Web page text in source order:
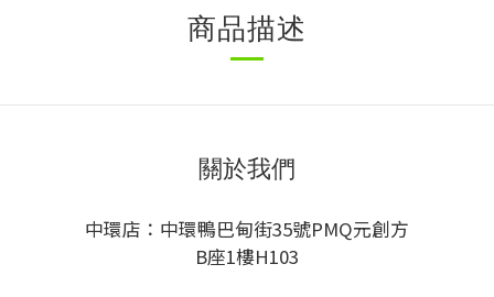
商品描述
關於我們
中環店：中環鴨巴甸街35號PMQ元創方
B座1樓H103